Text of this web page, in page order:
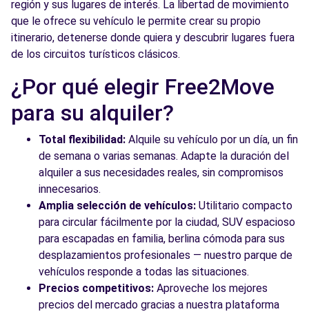
región y sus lugares de interés. La libertad de movimiento
que le ofrece su vehículo le permite crear su propio
itinerario, detenerse donde quiera y descubrir lugares fuera
de los circuitos turísticos clásicos.
¿Por qué elegir Free2Move
para su alquiler?
Total flexibilidad: Alquile su vehículo por un día, un fin
de semana o varias semanas. Adapte la duración del
alquiler a sus necesidades reales, sin compromisos
innecesarios.
Amplia selección de vehículos: Utilitario compacto
para circular fácilmente por la ciudad, SUV espacioso
para escapadas en familia, berlina cómoda para sus
desplazamientos profesionales — nuestro parque de
vehículos responde a todas las situaciones.
Precios competitivos: Aproveche los mejores
precios del mercado gracias a nuestra plataforma